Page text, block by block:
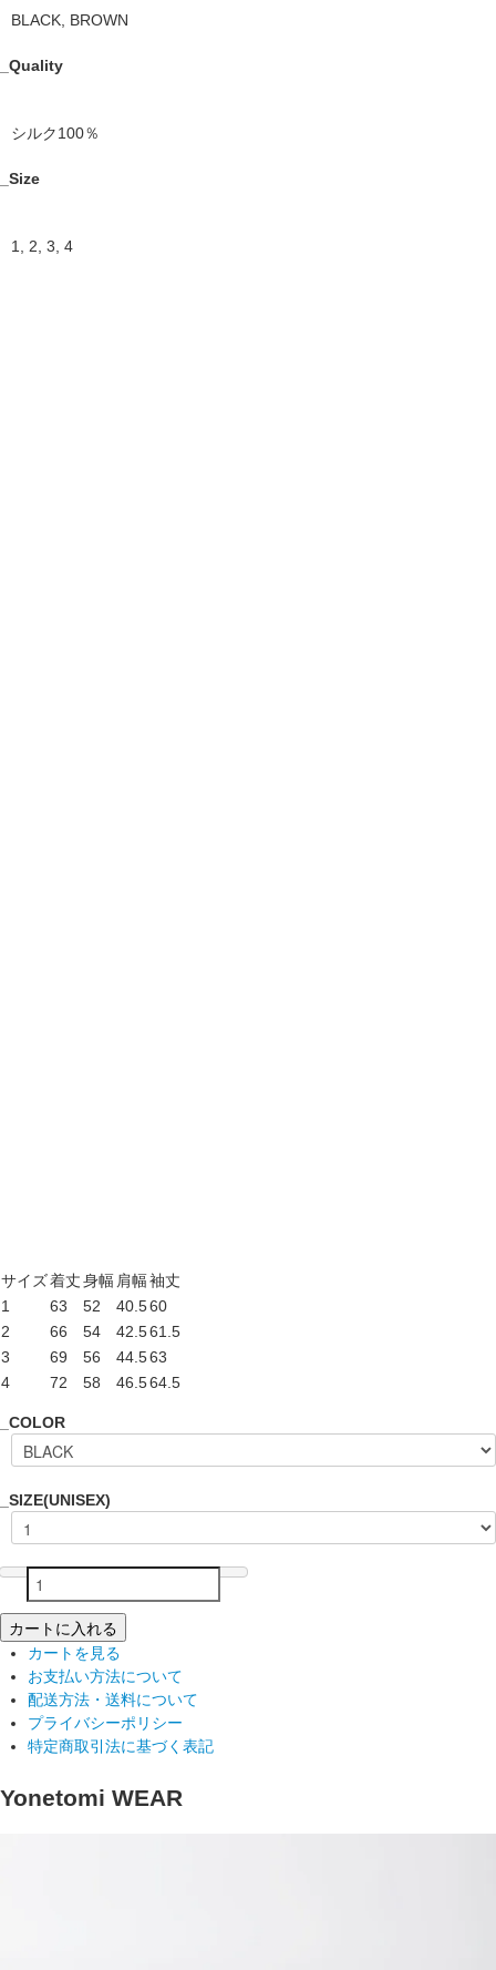
BLACK, BROWN
_Quality
シルク100％
_Size
1, 2, 3, 4
サイズ着丈身幅 肩幅袖丈
1
63 52 40.560
2
66 54 42.561.5
3
69 56 44.563
4
72 58 46.564.5
_COLOR
_SIZE(UNISEX)
カートに入れる
カートを見る
お支払い方法について
配送方法・送料について
プライバシーポリシー
特定商取引法に基づく表記
Yonetomi WEAR